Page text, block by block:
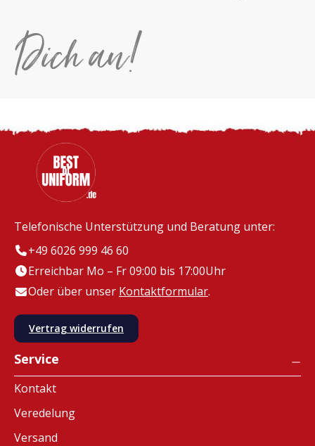
Dich an!
Telefonische Unterstützung und Beratung unter:
+49 6026 999 46 60
Erreichbar Mo – Fr 09:00 bis 17:00Uhr
Oder über unser Kontaktformular.
Vertrag widerrufen
Service
Kontakt
Veredelung
Versand